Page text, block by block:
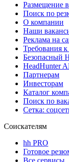
Размещение
Поиск по
О компании
Наши
Реклама на
Требования
Безопасный
HeadHunter
Партнерам
Инвесторам
Каталог
Поиск по
Сетка:
Соискателям
hh PRO
Готовое